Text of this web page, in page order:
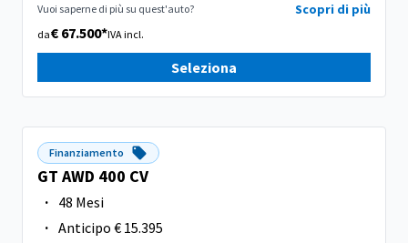
Vuoi saperne di più su quest'auto? Scopri di più
da€ 67.500*IVA incl.
Seleziona
Finanziamento
GT AWD 400 CV
· 48 Mesi
· Anticipo € 15.395